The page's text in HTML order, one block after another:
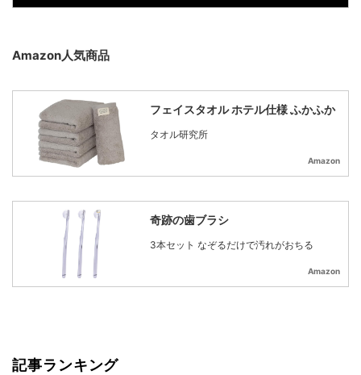
Amazon人気商品
フェイスタオル ホテル仕様 ふかふか
タオル研究所
Amazon
奇跡の歯ブラシ
3本セット なぞるだけで汚れがおちる
Amazon
記事ランキング